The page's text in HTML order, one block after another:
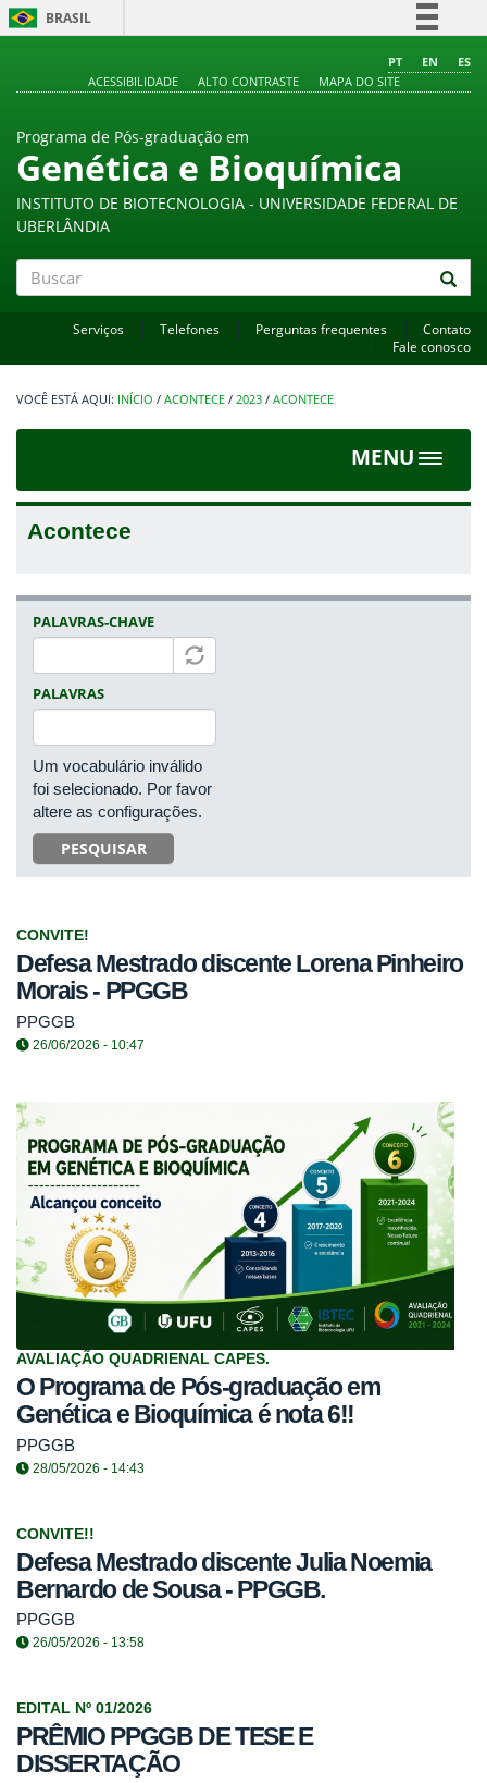
BRASIL
Comunica BR
Acesso à informação
Legislação
PT EN
ES
ACESSIBILIDADE
ALTO CONTRASTE MAPA DO SITE
Programa de Pós-graduação em
Genética e Bioquímica
INSTITUTO DE BIOTECNOLOGIA - UNIVERSIDADE FEDERAL DE
UBERLÂNDIA
Serviços Telefones Perguntas frequentes
Contato
Fale conosco
INÍCIO / ACONTECE / 2023 / ACONTECE
MENU
Toggle
Acontece
PALAVRAS-CHAVE
PALAVRAS
Um vocabulário inválido
foi selecionado. Por favor
altere as configurações.
PESQUISAR
CONVITE!
Defesa Mestrado discente Lorena Pinheiro
Morais - PPGGB
PPGGB
26/06/2026 - 10:47
AVALIAÇÃO QUADRIENAL CAPES.
O Programa de Pós-graduação em
Genética e Bioquímica é nota 6!!
PPGGB
28/05/2026 - 14:43
CONVITE!!
Defesa Mestrado discente Julia Noemia
Bernardo de Sousa - PPGGB.
PPGGB
26/05/2026 - 13:58
EDITAL Nº 01/2026
PRÊMIO PPGGB DE TESE E
DISSERTAÇÃO